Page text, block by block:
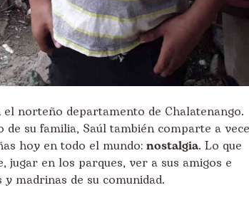
norteño departamento de Chalatenango.
su familia, Saúl también comparte a
hoy en todo el mundo: nostalgia. Lo que
jugar en los parques, ver a sus amigos e
madrinas de su comunidad.